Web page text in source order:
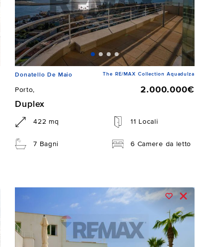
Donatello De Maio The RE/MAX Collection Aquadulza
Porto,
2.000.000€
Duplex
422 mq 11 Locali
7 Bagni 6 Camere da letto